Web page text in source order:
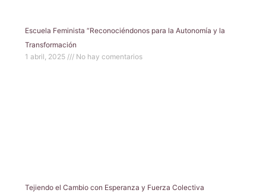
Escuela Feminista “Reconociéndonos para la Autonomía y la
Transformación
1 abril, 2025
No hay comentarios
Tejiendo el Cambio con Esperanza y Fuerza Colectiva